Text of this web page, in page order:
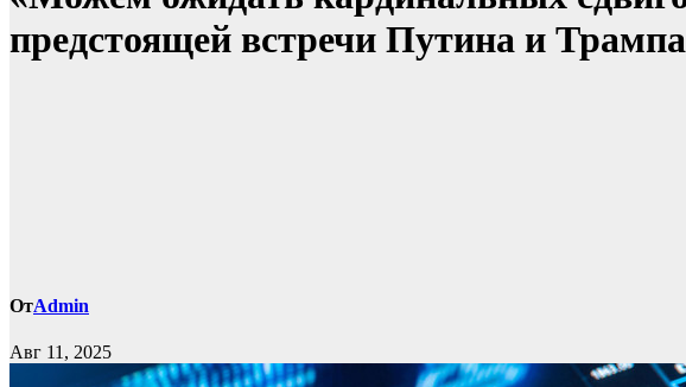
предстоящей встречи Путина и Трампа
ОтAdmin
Авг 11, 2025